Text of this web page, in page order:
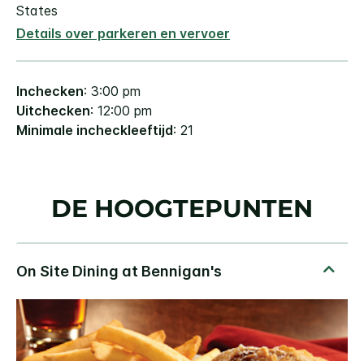
States
Details over parkeren en vervoer
Inchecken: 3:00 pm
Uitchecken: 12:00 pm
Minimale incheckleeftijd: 21
DE HOOGTEPUNTEN